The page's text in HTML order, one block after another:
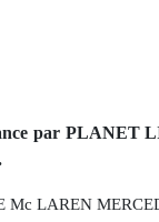
par PLANET
LAREN